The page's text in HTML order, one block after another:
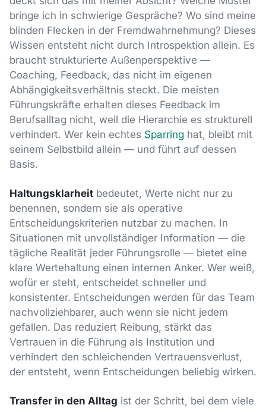
bringe ich in schwierige Gespräche? Wo sind meine
blinden Flecken in der Fremdwahrnehmung? Dieses
Wissen entsteht nicht durch Introspektion allein. Es
braucht strukturierte Außenperspektive —
Coaching, Feedback, das nicht im eigenen
Abhängigkeitsverhältnis steckt. Die meisten
Führungskräfte erhalten dieses Feedback im
Berufsalltag nicht, weil die Hierarchie es strukturell
verhindert. Wer kein echtes Sparring hat, bleibt mit
seinem Selbstbild allein — und führt auf dessen
Basis.
Haltungsklarheit bedeutet, Werte nicht nur zu
benennen, sondern sie als operative
Entscheidungskriterien nutzbar zu machen. In
Situationen mit unvollständiger Information — die
tägliche Realität jeder Führungsrolle — bietet eine
klare Wertehaltung einen internen Anker. Wer weiß,
wofür er steht, entscheidet schneller und
konsistenter. Entscheidungen werden für das Team
nachvollziehbarer, auch wenn sie nicht jedem
gefallen. Das reduziert Reibung, stärkt das
Vertrauen in die Führung als Institution und
verhindert den schleichenden Vertrauensverlust,
der entsteht, wenn Entscheidungen beliebig wirken.
Transfer in den Alltag ist der Schritt, bei dem viele